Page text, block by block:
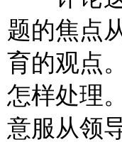
题的焦点
育的观点
怎样处理
意服从领